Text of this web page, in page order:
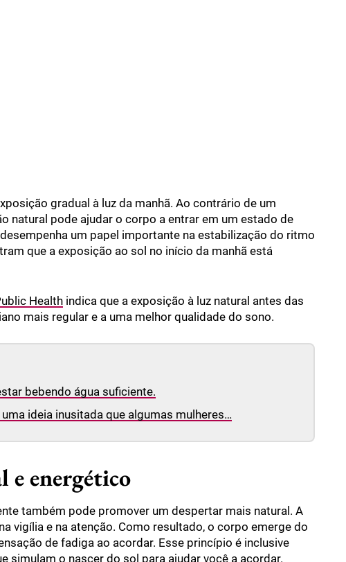
gradual à luz da manhã. Ao contrário de um
natural pode ajudar o corpo a entrar em um estado de
um papel importante na estabilização do ritmo
que a exposição ao sol no início da manhã está
Health indica que a exposição à luz natural antes das
mais regular e a uma melhor qualidade do sono.
bebendo água suficiente.
ideia inusitada que algumas mulheres…
e energético
também pode promover um despertar mais natural. A
vigília e na atenção. Como resultado, o corpo emerge do
de fadiga ao acordar. Esse princípio é inclusive
simulam o nascer do sol para ajudar você a acordar.